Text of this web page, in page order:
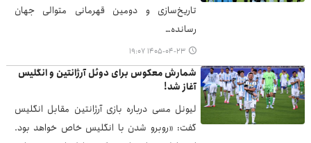
تاریخ‌سازی و دومین قهرمانی متوالی جهان
رسانده…
۱۴۰۵-۰۴-۲۳ ۱۹:۰۷
شمارش معکوس برای دوئل آرژانتین و انگلیس
آغاز شد!
لیونل مسی درباره بازی آرژانتین مقابل انگلیس
گفت: «روبرو شدن با انگلیس خاص خواهد بود.